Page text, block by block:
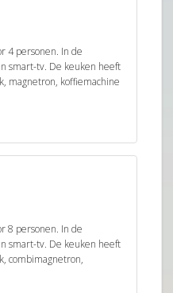
4 personen. In de
smart-tv. De keuken heeft
magnetron, koffiemachine
8 personen. In de
smart-tv. De keuken heeft
combimagnetron,